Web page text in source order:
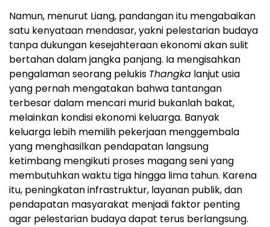
Namun, menurut Liang, pandangan itu mengabaikan
satu kenyataan mendasar, yakni pelestarian budaya
tanpa dukungan kesejahteraan ekonomi akan sulit
bertahan dalam jangka panjang. Ia mengisahkan
pengalaman seorang pelukis Thangka lanjut usia
yang pernah mengatakan bahwa tantangan
terbesar dalam mencari murid bukanlah bakat,
melainkan kondisi ekonomi keluarga. Banyak
keluarga lebih memilih pekerjaan menggembala
yang menghasilkan pendapatan langsung
ketimbang mengikuti proses magang seni yang
membutuhkan waktu tiga hingga lima tahun. Karena
itu, peningkatan infrastruktur, layanan publik, dan
pendapatan masyarakat menjadi faktor penting
agar pelestarian budaya dapat terus berlangsung.